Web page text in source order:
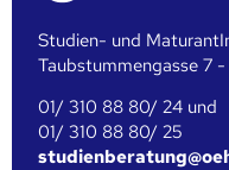
Studien- und
Taubstummengasse 7
01/ 310 88 80/ 24 und
01/ 310 88 80/ 25